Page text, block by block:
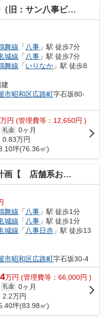
【 名古屋の貸事務所・貸オフィス 】
舞線 「 八事 」駅 徒歩7分
城線 「 八事 」駅 徒歩7分
舞線 「いりなか 」駅 徒歩8
市昭和区広路町字石坂80-
万円 (管理費等：12,650円 )
礼金 0ヶ月
0.83万円
坪(76.36㎡)
店舗系おすすめ 】
舞線 「 八事 」駅 徒歩1分
城線 「 八事 」駅 徒歩1分
城線 「 八事日赤 」駅 徒歩13
市昭和区広路町字石坂30-4
万円 (管理費等：66,000円 )
礼金 0ヶ月
2.2万円
坪(83.98㎡)